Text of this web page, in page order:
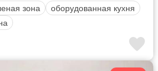
зона
оборудованная кухня